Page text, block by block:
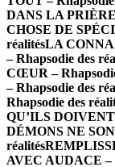
DANS LA PRIÈRE
CHOSE DE
réalitésLA
– Rhapsodie des
CŒUR –
– Rhapsodie des
Rhapsodie des
QU’ILS DOIVENT
DÉMONS NE
réalités
AVEC AUDACE –